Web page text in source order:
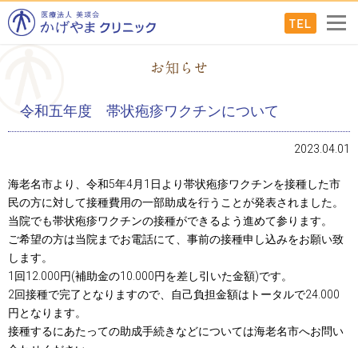
令和五年度 帯状疱疹ワクチンについて
2023.04.01
海老名市より、令和5年4月1日より帯状疱疹ワクチンを接種した市
民の方に対して接種費用の一部助成を行うことが発表されました。
当院でも帯状疱疹ワクチンの接種ができるよう進めて参ります。
ご希望の方は当院までお電話にて、事前の接種申し込みをお願い致
します。
1回12.000円(補助金の10.000円を差し引いた金額)です。
2回接種で完了となりますので、自己負担金額はトータルで24.000
円となります。
接種するにあたっての助成手続きなどについては海老名市へお問い